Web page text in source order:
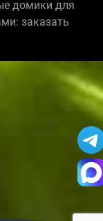
домики для
заказать